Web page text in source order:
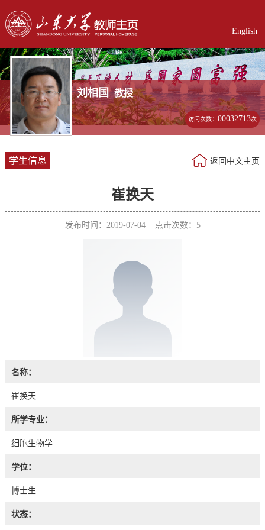
English
刘相国 教授
访问次数：00032713次
学生信息 返回中文主页
崔换天
发布时间：2019-07-04 点击次数： 5
名称：
崔换天
所学专业：
细胞生物学
学位：
博士生
状态：